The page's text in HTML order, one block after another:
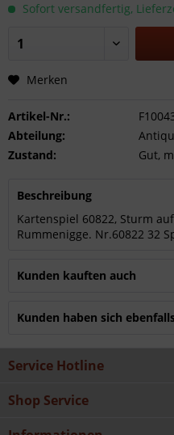
Sofort versandfertig,
Merken
Artikel-Nr.:
Abteilung:
Zustand:
Gut,
Beschreibung
Kartenspiel 60822, Sturm
Rummenigge. Nr.60822 32
Kunden kauften auch
Kunden haben sich
Service Hotline
Shop Service